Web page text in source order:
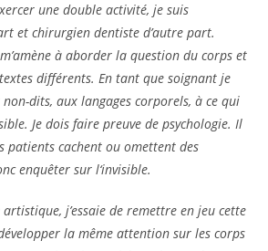
une double activité, je suis
et chirurgien dentiste d’autre part.
à aborder la question du corps et
différents. En tant que soignant je
dits, aux langages corporels, à ce qui
Je dois faire preuve de psychologie. Il
patients cachent ou omettent des
enquêter sur l‘invisible.
j’essaie de remettre en jeu cette
la même attention sur les corps